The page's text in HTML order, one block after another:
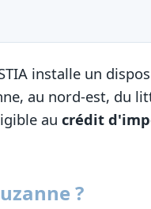
installe un
au nord-est, du
au crédit
?